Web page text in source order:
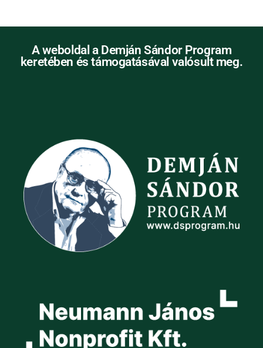
A weboldal a Demján Sándor Program
keretében és támogatásával valósult meg.